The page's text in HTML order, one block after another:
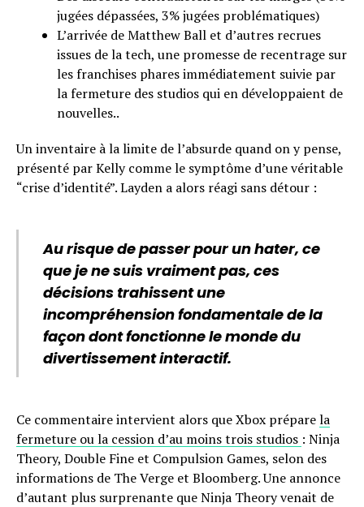
jugées dépassées, 3% jugées problématiques)
L’arrivée de Matthew Ball et d’autres recrues
issues de la tech, une promesse de recentrage sur
les franchises phares immédiatement suivie par
la fermeture des studios qui en développaient de
nouvelles..
Un inventaire à la limite de l’absurde quand on y pense,
présenté par Kelly comme le symptôme d’une véritable
“crise d’identité”. Layden a alors réagi sans détour :
Au risque de passer pour un hater, ce
que je ne suis vraiment pas, ces
décisions trahissent une
incompréhension fondamentale de la
façon dont fonctionne le monde du
divertissement interactif.
Ce commentaire intervient alors que Xbox préparela
fermeture ou la cession d’au moins trois studios : Ninja
Theory, Double Fine et Compulsion Games, selon des
informations de The Verge et Bloomberg. Une annonce
d’autant plus surprenante que Ninja Theory venait de